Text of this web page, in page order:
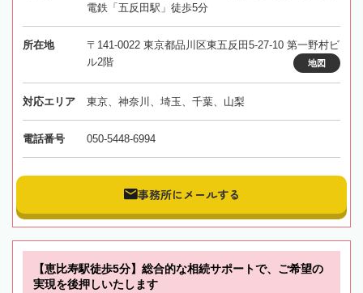
電鉄「五反田駅」徒歩5分
所在地
〒141-0022 東京都品川区東五反田5-27-10 第一野村ビ
ル2階
地図
対応エリア 東京、神奈川、埼玉、千葉、山梨
電話番号 050-5448-6994
事務所にメールする
【恵比寿駅徒歩5分】総合的な相続サポートで、ご希望の
実現を後押しいたします